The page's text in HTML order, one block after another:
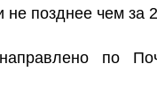
не позднее чем за
по